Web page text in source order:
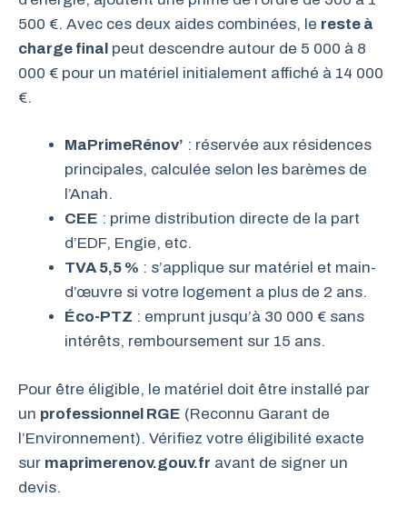
500 €. Avec ces deux aides combinées, le reste à
charge final peut descendre autour de 5 000 à 8
000 € pour un matériel initialement affiché à 14 000
€.
MaPrimeRénov’ : réservée aux résidences
principales, calculée selon les barèmes de
l’Anah.
CEE : prime distribution directe de la part
d’EDF, Engie, etc.
TVA 5,5 % : s’applique sur matériel et main-
d’œuvre si votre logement a plus de 2 ans.
Éco-PTZ : emprunt jusqu’à 30 000 € sans
intérêts, remboursement sur 15 ans.
Pour être éligible, le matériel doit être installé par
un professionnel RGE (Reconnu Garant de
l’Environnement). Vérifiez votre éligibilité exacte
sur maprimerenov.gouv.fr avant de signer un
devis.